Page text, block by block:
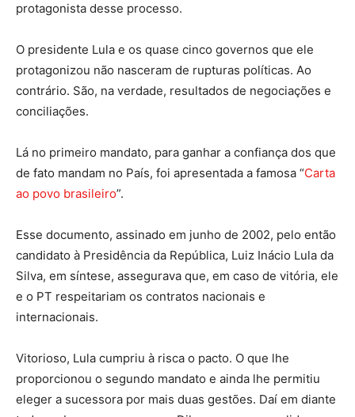
protagonista desse processo.
O presidente Lula e os quase cinco governos que ele
protagonizou não nasceram de rupturas políticas. Ao
contrário. São, na verdade, resultados de negociações e
conciliações.
Lá no primeiro mandato, para ganhar a confiança dos que
de fato mandam no País, foi apresentada a famosa “Carta
ao povo brasileiro”.
Esse documento, assinado em junho de 2002, pelo então
candidato à Presidência da República, Luiz Inácio Lula da
Silva, em síntese, assegurava que, em caso de vitória, ele
e o PT respeitariam os contratos nacionais e
internacionais.
Vitorioso, Lula cumpriu à risca o pacto. O que lhe
proporcionou o segundo mandato e ainda lhe permitiu
eleger a sucessora por mais duas gestões. Daí em diante